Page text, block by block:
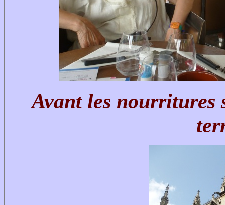
Avant les nourritures